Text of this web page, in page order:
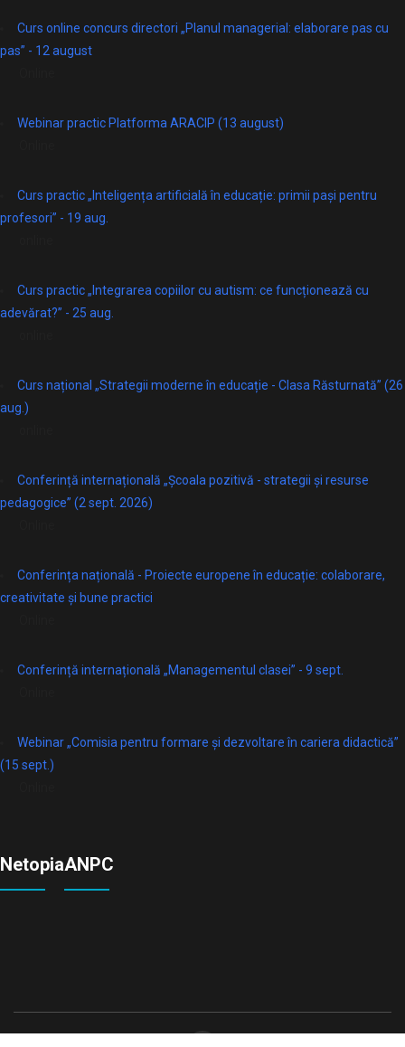
Curs online concurs directori „Planul managerial: elaborare pas cu
pas” - 12 august
Webinar practic Platforma ARACIP (13 august)
Curs practic „Inteligența artificială în educație: primii pași pentru
profesori” - 19 aug.
Curs practic „Integrarea copiilor cu autism: ce funcționează cu
adevărat?” - 25 aug.
Curs național „Strategii moderne în educație - Clasa Răsturnată” (26
aug.)
Conferință internațională „Școala pozitivă - strategii și resurse
pedagogice” (2 sept. 2026)
Conferința națională - Proiecte europene în educație: colaborare,
creativitate și bune practici
Conferință internațională „Managementul clasei” - 9 sept.
Webinar „Comisia pentru formare și dezvoltare în cariera didactică”
(15 sept.)
NetopiaANPC